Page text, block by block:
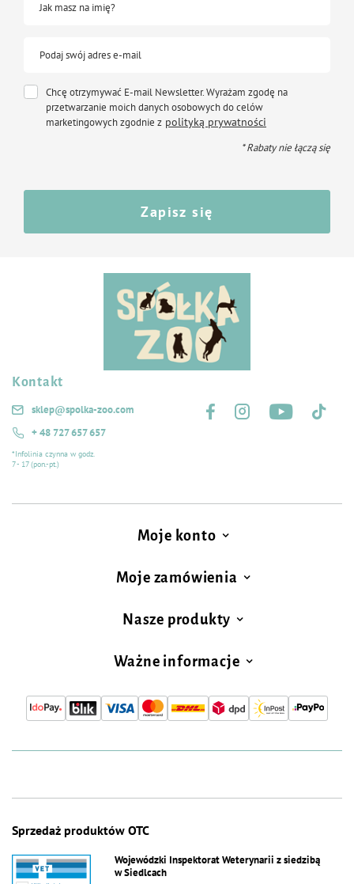
Jak masz na imię?
Podaj swój adres e-mail
Chcę otrzymywać E-mail Newsletter. Wyrażam zgodę na
przetwarzanie moich danych osobowych do celów
marketingowych zgodnie z polityką prywatności
* Rabaty nie łączą się
Zapisz się
Kontakt
sklep@spolka-zoo.com
+ 48 727 657 657
*Infolinia czynna w godz.
7 - 17 (pon.-pt.)
Moje konto
Moje zamówienia
Nasze produkty
Ważne informacje
Sprzedaż produktów OTC
Wojewódzki Inspektorat Weterynarii z siedzibą
w Siedlcach